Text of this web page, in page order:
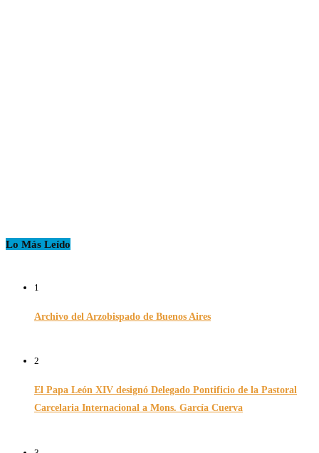
Lo Más Leído
1
Archivo del Arzobispado de Buenos Aires
2
El Papa León XIV designó Delegado Pontificio de la Pastoral
Carcelaria Internacional a Mons. García Cuerva